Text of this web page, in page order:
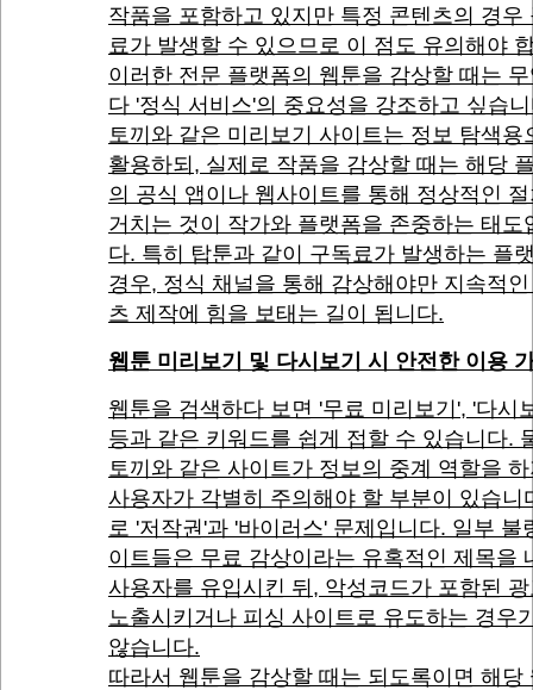
작품을 포함하고 있지만 특정 콘텐츠의 경우
료가 발생할 수 있으므로 이 점도 유의해야
이러한 전문 플랫폼의 웹툰을 감상할 때는
다 '정식 서비스'의 중요성을 강조하고 싶습
토끼와 같은 미리보기 사이트는 정보 탐색용
활용하되, 실제로 작품을 감상할 때는 해당
의 공식 앱이나 웹사이트를 통해 정상적인
거치는 것이 작가와 플랫폼을 존중하는 태도
다. 특히 탑툰과 같이 구독료가 발생하는 플
경우, 정식 채널을 통해 감상해야만 지속적
츠 제작에 힘을 보태는 길이 됩니다.
웹툰 미리보기 및 다시보기 시 안전한 이용
웹툰을 검색하다 보면 '무료 미리보기', '다시
등과 같은 키워드를 쉽게 접할 수 있습니다.
토끼와 같은 사이트가 정보의 중계 역할을
사용자가 각별히 주의해야 할 부분이 있습니
로 '저작권'과 '바이러스' 문제입니다. 일부 불
이트들은 무료 감상이라는 유혹적인 제목을
사용자를 유입시킨 뒤, 악성코드가 포함된
노출시키거나 피싱 사이트로 유도하는 경우
않습니다.
따라서 웹툰을 감상할 때는 되도록이면 해당